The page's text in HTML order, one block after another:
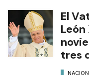
El
tres